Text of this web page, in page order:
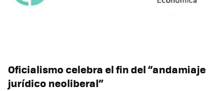
Oficialismo celebra el fin del “andamiaje
jurídico neoliberal”